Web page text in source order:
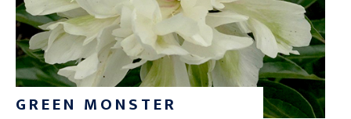
GREEN MONSTER